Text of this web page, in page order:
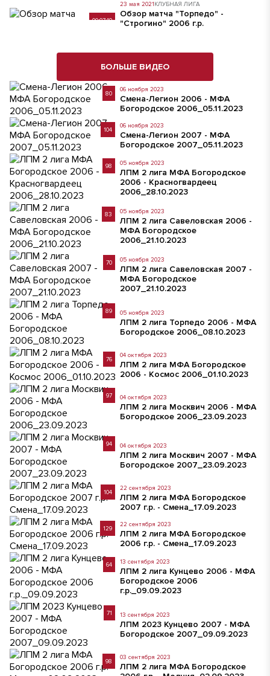
00:07:19
23 мая 2021КЛУБНАЯ ЛИГА
Обзор матча "Торпедо" -
"Строгино" 2006 г.р.
БОЛЬШЕ ВИДЕО
80
06 ноября 2023
Смена-Легион 2006 - МФА
Богородское 2006_05.11.2023
104
06 ноября 2023
Смена-Легион 2007 - МФА
Богородское 2007_05.11.2023
98 05 ноября 2023
ЛПМ 2 лига МФА Богородское
2006 - Красногвардеец
2006_28.10.2023
83 05 ноября 2023
ЛПМ 2 лига Савеловская 2006 -
МФА Богородское
2006_21.10.2023
70 05 ноября 2023
ЛПМ 2 лига Савеловская 2007 -
МФА Богородское
2007_21.10.2023
89 05 ноября 2023
ЛПМ 2 лига Торпедо 2006 - МФА
Богородское 2006_08.10.2023
76
04 октября 2023
ЛПМ 2 лига МФА Богородское
2006 - Космос 2006_01.10.2023
97 04 октября 2023
ЛПМ 2 лига Москвич 2006 - МФА
Богородское 2006_23.09.2023
94 04 октября 2023
ЛПМ 2 лига Москвич 2007 - МФА
Богородское 2007_23.09.2023
104
22 сентября 2023
ЛПМ 2 лига МФА Богородское
2007 г.р. - Смена_17.09.2023
129
22 сентября 2023
ЛПМ 2 лига МФА Богородское
2006 г.р. - Смена_17.09.2023
64 13 сентября 2023
ЛПМ 2 лига Кунцево 2006 - МФА
Богородское 2006
г.р._09.09.2023
71 13 сентября 2023
ЛПМ 2023 Кунцево 2007 - МФА
Богородское 2007_09.09.2023
98
03 сентября 2023
ЛПМ 2 лига МФА Богородское